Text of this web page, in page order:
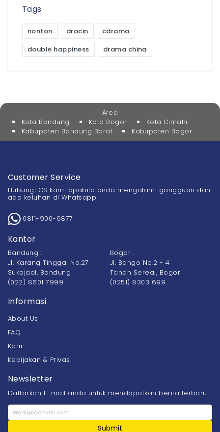
Tags
nonton dracin
cdrama
double happiness
drama china
Area
Kota Bandung
Kota Bogor
Kota Cimahi
Kabupaten Bandung Barat
Kabupaten Bogor
Customer Service
Hubungi CS kami apabila anda mengalami gangguan dan
ada keluhan di Whatsapp
0811-900-6877
Kantor
Bandung :
Jl. Karang Tinggal No.27
Sukajadi, Bandung
(022) 8601 7999
Bogor :
Jl. Bango No.2 - 4
Tanah Sereal, Bogor
(0251) 8303 699
Informasi
About Us
FAQ
Karir
Kebijakan & Privasi
Newsletter
Daftarkan E-mail anda untuk mendapatkan berita terbaru
Submit